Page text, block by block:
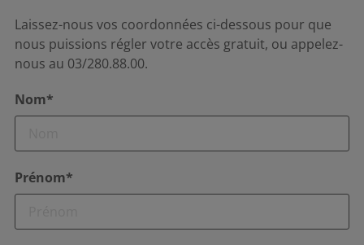
Laissez-nous vos coordonnées ci-dessous pour que
nous puissions régler votre accès gratuit, ou appelez-
nous au 03/280.88.00.
Nom*
Prénom*